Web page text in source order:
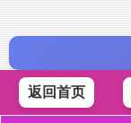
返回首页